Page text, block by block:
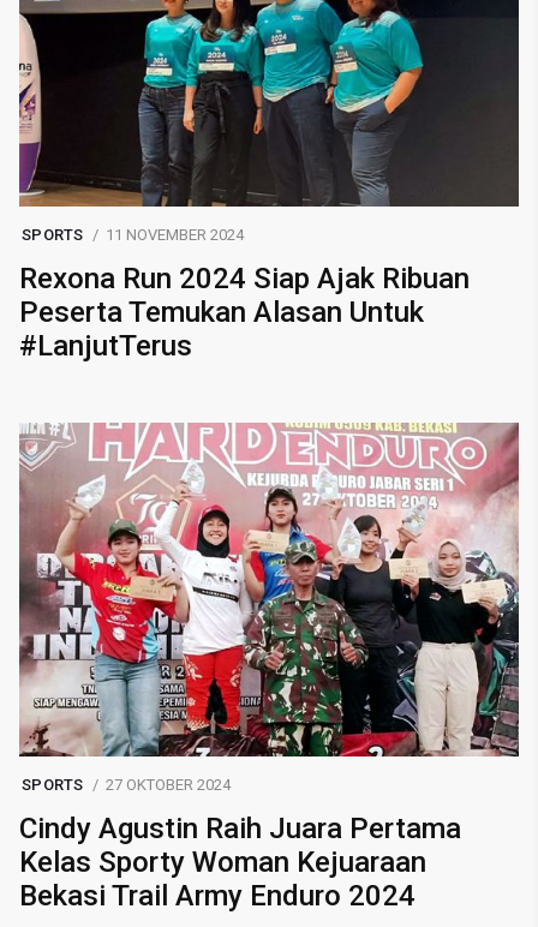
SPORTS 11 NOVEMBER 2024
Rexona Run 2024 Siap Ajak Ribuan
Peserta Temukan Alasan Untuk
#LanjutTerus
SPORTS 27 OKTOBER 2024
Cindy Agustin Raih Juara Pertama
Kelas Sporty Woman Kejuaraan
Bekasi Trail Army Enduro 2024